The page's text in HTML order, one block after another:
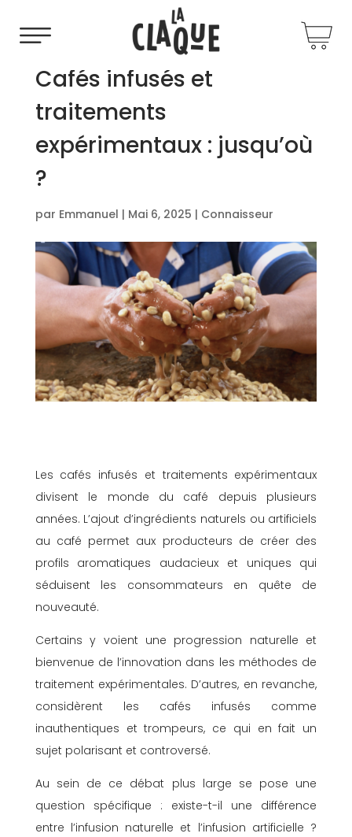
Cafés infusés et
traitements
expérimentaux : jusqu’où
?
par Emmanuel | Mai 6, 2025 | Connaisseur
Les cafés infusés et traitements expérimentaux
divisent le monde du café depuis plusieurs
années. L’ajout d’ingrédients naturels ou artificiels
au café permet aux producteurs de créer des
profils aromatiques audacieux et uniques qui
séduisent les consommateurs en quête de
nouveauté.
Certains y voient une progression naturelle et
bienvenue de l’innovation dans les méthodes de
traitement expérimentales. D’autres, en revanche,
considèrent les cafés infusés comme
inauthentiques et trompeurs, ce qui en fait un
sujet polarisant et controversé.
Au sein de ce débat plus large se pose une
question spécifique : existe-t-il une différence
entre l’infusion naturelle et l’infusion artificielle ?